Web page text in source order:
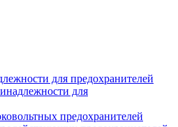
для предохранителей
для
предохранителей